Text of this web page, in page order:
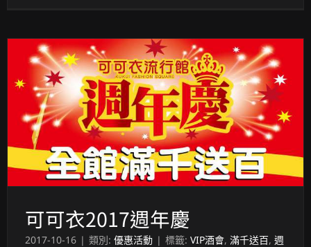
可可衣2017週年慶
2017-10-16 | 類別: 優惠活動 | 標籤: VIP酒會, 滿千送百, 週